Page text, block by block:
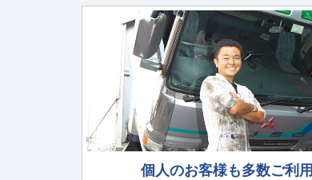
個人のお客様も多数ご利用